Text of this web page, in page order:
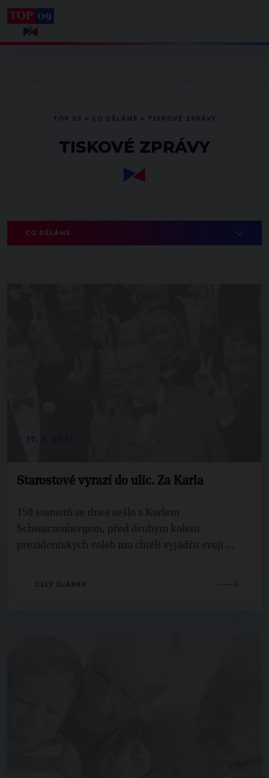
TISKOVÉ ZPRÁVY
CO DĚLÁME
Starostové vyrazí do ulic. Za Karla
150 starostů se dnes sešlo s Karlem
Schwarzenbergem, před druhým kolem
prezidentských voleb mu chtěli vyjádřit svoji ...
CELÝ ČLÁNEK